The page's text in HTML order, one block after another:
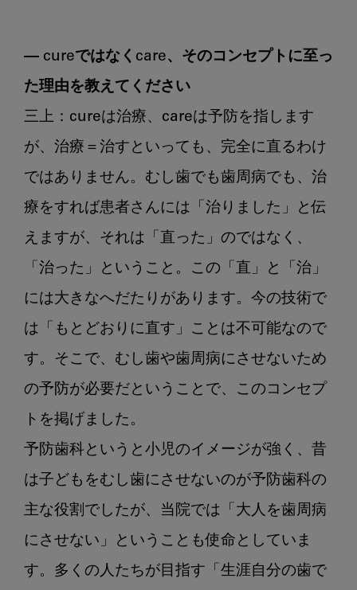
― cureではなくcare、そのコンセプトに至っ
た理由を教えてください
三上：cureは治療、careは予防を指します
が、治療＝治すといっても、完全に直るわけ
ではありません。むし歯でも歯周病でも、治
療をすれば患者さんには「治りました」と伝
えますが、それは「直った」のではなく、
「治った」ということ。この「直」と「治」
には大きなへだたりがあります。今の技術で
は「もとどおりに直す」ことは不可能なので
す。そこで、むし歯や歯周病にさせないため
の予防が必要だということで、このコンセプ
トを掲げました。
予防歯科というと小児のイメージが強く、昔
は子どもをむし歯にさせないのが予防歯科の
主な役割でしたが、当院では「大人を歯周病
にさせない」ということも使命としていま
す。多くの人たちが目指す「生涯自分の歯で